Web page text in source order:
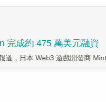
完成約 475 萬美元融資
，日本 Web3 遊戲開發商